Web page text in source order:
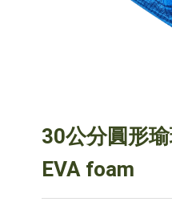
30公分圓形
EVA foam